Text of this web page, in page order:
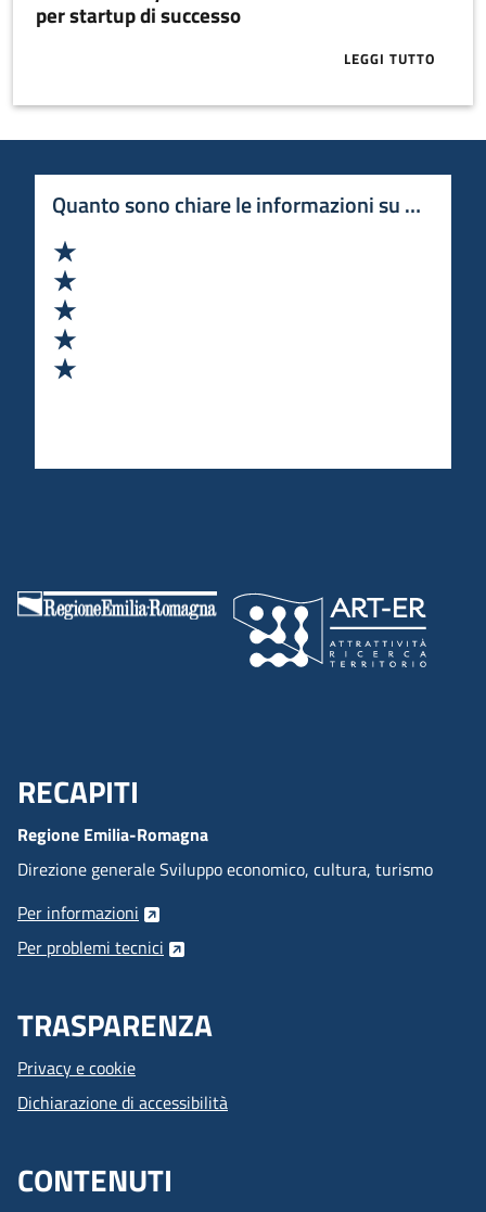
per startup di successo
LEGGI TUTTO
ABOUT
Quanto sono chiare le informazioni su questa
Menu Footer
RECAPITI
Regione Emilia-Romagna
Direzione generale Sviluppo economico, cultura, turismo
Per informazioni
Per problemi tecnici
TRASPARENZA
Privacy e cookie
Dichiarazione di accessibilità
CONTENUTI